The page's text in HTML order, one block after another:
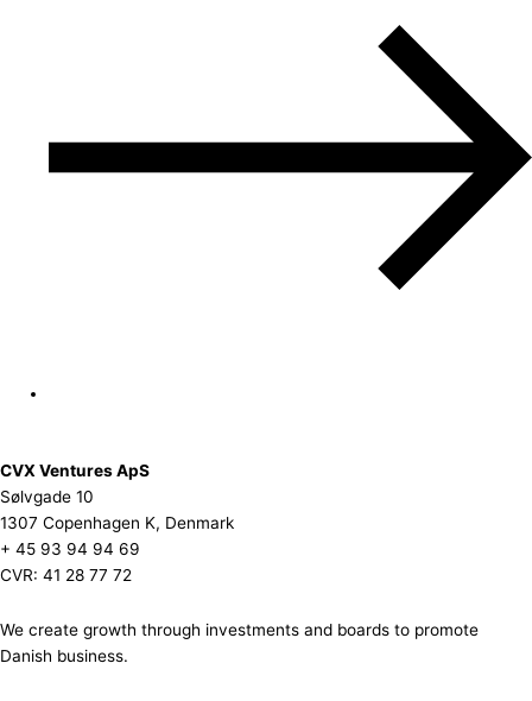
CVX Ventures ApS
Sølvgade 10
1307 Copenhagen K, Denmark
+ 45 93 94 94 69
CVR: 41 28 77 72
We create growth through investments and boards to promote
Danish business.